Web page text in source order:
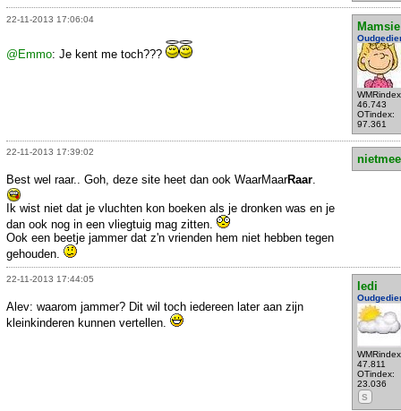
22-11-2013 17:06:04
Mamsie
46.743
OTindex:
97.361
@Emmo: Je kent me toch???
22-11-2013 17:39:02
Best wel raar.. Goh, deze site heet dan ook WaarMaarRaar.
Ik wist niet dat je vluchten kon boeken als je dronken was en je
dan ook nog in een vliegtuig mag zitten.
Ook een beetje jammer dat z'n vrienden hem niet hebben tegen
gehouden.
22-11-2013 17:44:05
ledi
47.811
OTindex:
23.036
S
Alev: waarom jammer? Dit wil toch iedereen later aan zijn
kleinkinderen kunnen vertellen.